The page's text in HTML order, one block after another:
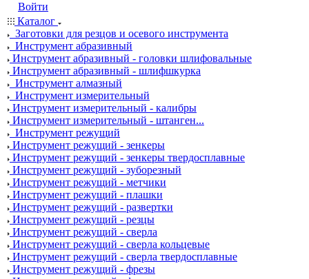
Войти
Каталог
Заготовки для резцов и осевого инструмента
Инструмент абразивный
Инструмент абразивный - головки шлифовальные
Инструмент абразивный - шлифшкурка
Инструмент алмазный
Инструмент измерительный
Инструмент измерительный - калибры
Инструмент измерительный - штанген...
Инструмент режущий
Инструмент режущий - зенкеры
Инструмент режущий - зенкеры твердосплавные
Инструмент режущий - зуборезный
Инструмент режущий - метчики
Инструмент режущий - плашки
Инструмент режущий - развертки
Инструмент режущий - резцы
Инструмент режущий - сверла
Инструмент режущий - сверла кольцевые
Инструмент режущий - сверла твердосплавные
Инструмент режущий - фрезы